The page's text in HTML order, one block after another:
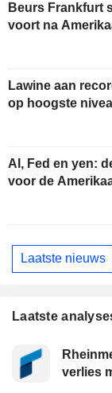
Beurs Frankfurt
voort na
Lawine aan
op hoogste
AI, Fed en yen:
voor de
Laatste nieuws
Laatste
verlies